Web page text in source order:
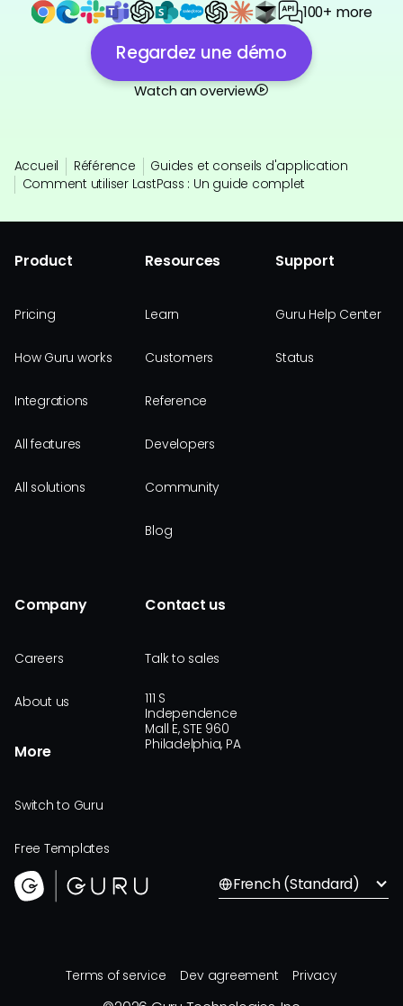
100+ more
Regardez une démo
Watch an overview
Accueil Référence
Guides et conseils d'application
Comment utiliser LastPass : Un guide complet
Product
Pricing
How Guru works
Integrations
All features
All solutions
Resources
Learn
Customers
Reference
Developers
Community
Blog
Support
Guru Help Center
Status
Company
Careers
About us
More
Switch to Guru
Free Templates
Contact us
Talk to sales
111 S
Independence
Mall E, STE 960
Philadelphia, PA
French (Standard)
Terms of service Dev agreement Privacy